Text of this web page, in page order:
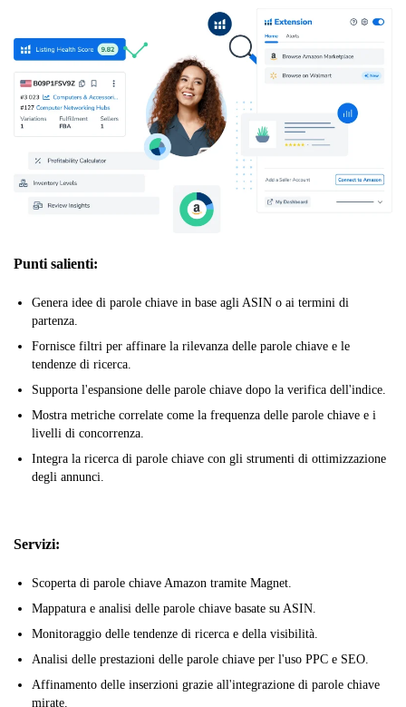
Punti salienti:
Genera idee di parole chiave in base agli ASIN o ai termini di
partenza.
Fornisce filtri per affinare la rilevanza delle parole chiave e le
tendenze di ricerca.
Supporta l'espansione delle parole chiave dopo la verifica dell'indice.
Mostra metriche correlate come la frequenza delle parole chiave e i
livelli di concorrenza.
Integra la ricerca di parole chiave con gli strumenti di ottimizzazione
degli annunci.
Servizi:
Scoperta di parole chiave Amazon tramite Magnet.
Mappatura e analisi delle parole chiave basate su ASIN.
Monitoraggio delle tendenze di ricerca e della visibilità.
Analisi delle prestazioni delle parole chiave per l'uso PPC e SEO.
Affinamento delle inserzioni grazie all'integrazione di parole chiave
mirate.